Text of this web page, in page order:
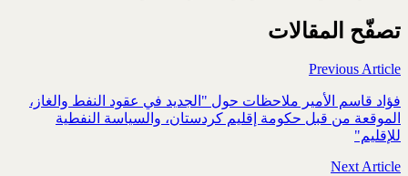
تصفّح المقالات
Previous Article
فؤاد قاسم الأمير ملاحظات حول "الجديد في عقود النفط والغاز،
الموقعة من قبل حكومة إقليم كردستان، والسياسة النفطية
للإقليم"
Next Article